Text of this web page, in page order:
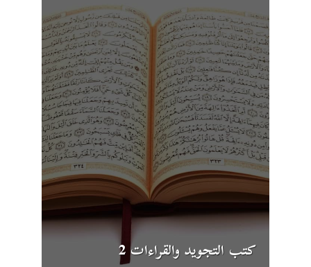
كتب التجويد والقراءات 2